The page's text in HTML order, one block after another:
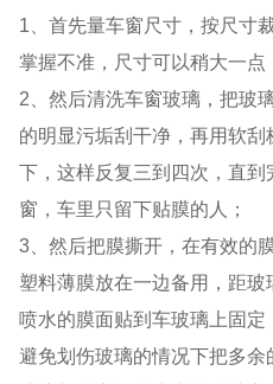
1、首先量车窗尺寸，按尺寸
掌握不准，尺寸可以稍大一点
2、然后清洗车窗玻璃，把玻
的明显污垢刮干净，再用软
下，这样反复三到四次，直
窗，车里只留下贴膜的人；
3、然后把膜撕开，在有效的
塑料薄膜放在一边备用，距
喷水的膜面贴到车玻璃上固
避免划伤玻璃的情况下把多